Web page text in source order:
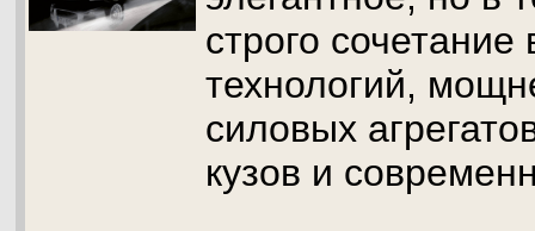
строго сочетание
технологий,
силовых
кузов и